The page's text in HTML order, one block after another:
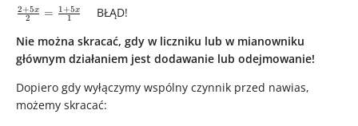
\frac{2
+ 5x}{2}
=
\frac{1
{1}\quad
2
2+5x = 1
1+5x
BŁĄD!
Nie można skracać, gdy w liczniku lub w mianowniku
głównym działaniem jest dodawanie lub odejmowanie!
Dopiero gdy wyłączymy wspólny czynnik przed nawias,
możemy skracać: